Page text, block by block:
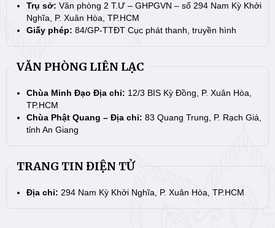
Trụ sở: Văn phòng 2 T.Ư – GHPGVN – số 294 Nam Kỳ Khởi
Nghĩa, P. Xuân Hòa, TP.HCM
Giấy phép: 84/GP-TTĐT Cục phát thanh, truyền hình
VĂN PHÒNG LIÊN LẠC
Chùa Minh Đạo Địa chỉ: 12/3 BIS Kỳ Đồng, P. Xuân Hòa,
TP.HCM
Chùa Phật Quang – Địa chỉ: 83 Quang Trung, P. Rạch Giá,
tỉnh An Giang
TRANG TIN ĐIỆN TỬ
Địa chỉ: 294 Nam Kỳ Khởi Nghĩa, P. Xuân Hòa, TP.HCM